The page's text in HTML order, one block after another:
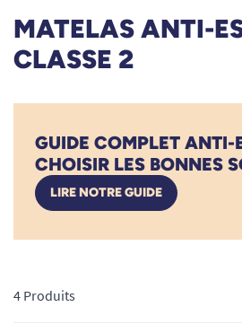
MATELAS ANTI-
CLASSE 2
GUIDE COMPLET ANTI-
CHOISIR LES BONNES
LIRE NOTRE GUIDE
4 Produits